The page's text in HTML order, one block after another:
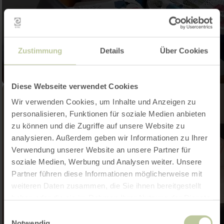
Zustimmung Details Über Cookies
Diese Webseite verwendet Cookies
Wir verwenden Cookies, um Inhalte und Anzeigen zu
personalisieren, Funktionen für soziale Medien anbieten
zu können und die Zugriffe auf unsere Website zu
analysieren. Außerdem geben wir Informationen zu Ihrer
Verwendung unserer Website an unsere Partner für
soziale Medien, Werbung und Analysen weiter. Unsere
Partner führen diese Informationen möglicherweise mit
weiteren Daten zusammen, die Sie ihnen bereitgestellt